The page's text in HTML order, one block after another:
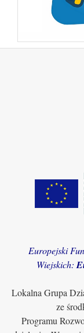
Europejski
Wiejskich:
Lokalna Grupa
ze
Programu